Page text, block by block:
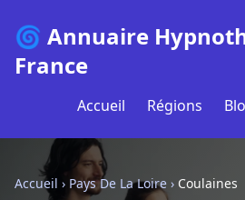
🌀 Annuaire
France
Accueil Régions
Accueil › Pays De La Loire › Coulaines